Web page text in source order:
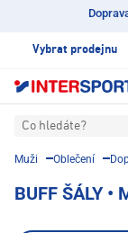
Vybrat prodejnu
Co hledáte?
Muži Oblečení
BUFF ŠÁLY •